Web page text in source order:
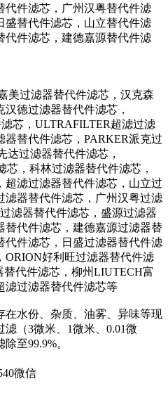
代件滤芯，广州汉粤替代件滤
盛替代件滤芯，山立替代件滤
代件滤芯，建德嘉源替代件滤
美过滤器替代件滤芯，汉克森
德过滤器替代件滤芯，
芯，ULTRAFILTER超滤过滤
替代件滤芯，PARKER派克过
达过滤器替代件滤芯，
芯，科林过滤器替代件滤芯，
滤过滤器替代件滤芯，山立过
滤器替代件滤芯，广州汉粤过滤
滤器替代件滤芯，盛源过滤器
替代件滤芯，建德嘉源过滤器替
代件滤芯，日盛过滤器替代件滤
ORION好利旺过滤器替代件滤
代件滤芯，柳州LIUTECH富
滤过滤器替代件滤芯等
在水份、杂质、油雾、异味等现
（3微米、1微米、0.01微
至99.9%。
微信